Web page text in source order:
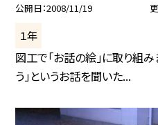
公開日 2008/11/19
１年
図工で「お話の絵」に取り組み
う」というお話を聞いた...